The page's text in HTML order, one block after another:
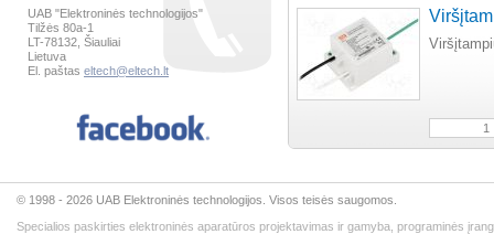
UAB "Elektroninės technologijos"
Tilžės 80a-1
LT-78132, Šiauliai
Lietuva
El. paštas eltech@eltech.lt
© 1998 - 2026 UAB Elektroninės technologijos. Visos teisės saugomos.
Specialios paskirties elektroninės aparatūros projektavimas ir gamyba, programinės